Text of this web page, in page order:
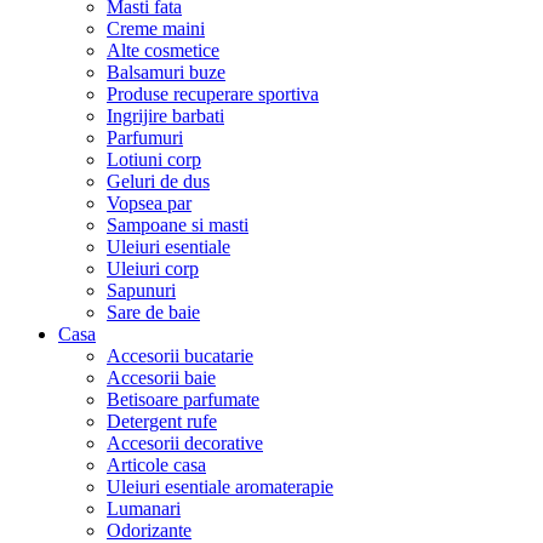
Masti fata
Creme maini
Alte cosmetice
Balsamuri buze
Produse recuperare sportiva
Ingrijire barbati
Parfumuri
Lotiuni corp
Geluri de dus
Vopsea par
Sampoane si masti
Uleiuri esentiale
Uleiuri corp
Sapunuri
Sare de baie
Casa
Accesorii bucatarie
Accesorii baie
Betisoare parfumate
Detergent rufe
Accesorii decorative
Articole casa
Uleiuri esentiale aromaterapie
Lumanari
Odorizante